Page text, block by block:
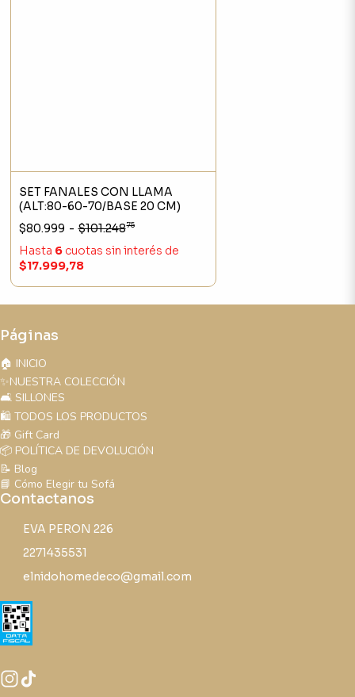
SET FANALES CON LLAMA
(ALT:80-60-70/BASE 20 CM)
$80.999 - $101.24875
Hasta 6cuotas sin interés de
$17.999,78
Páginas
🏠 INICIO
✨NUESTRA COLECCIÓN
🛋️ SILLONES
🛍️ TODOS LOS PRODUCTOS
🎁 Gift Card
📦 POLÍTICA DE DEVOLUCIÓN
📝 Blog
📘 Cómo Elegir tu Sofá
Contactanos
EVA PERON 226
2271435531
elnidohomedeco@gmail.com